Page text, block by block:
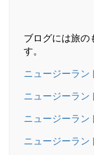
ブログには旅の
す。
ニュージーラ
ニュージーラ
ニュージーラ
ニュージーラ